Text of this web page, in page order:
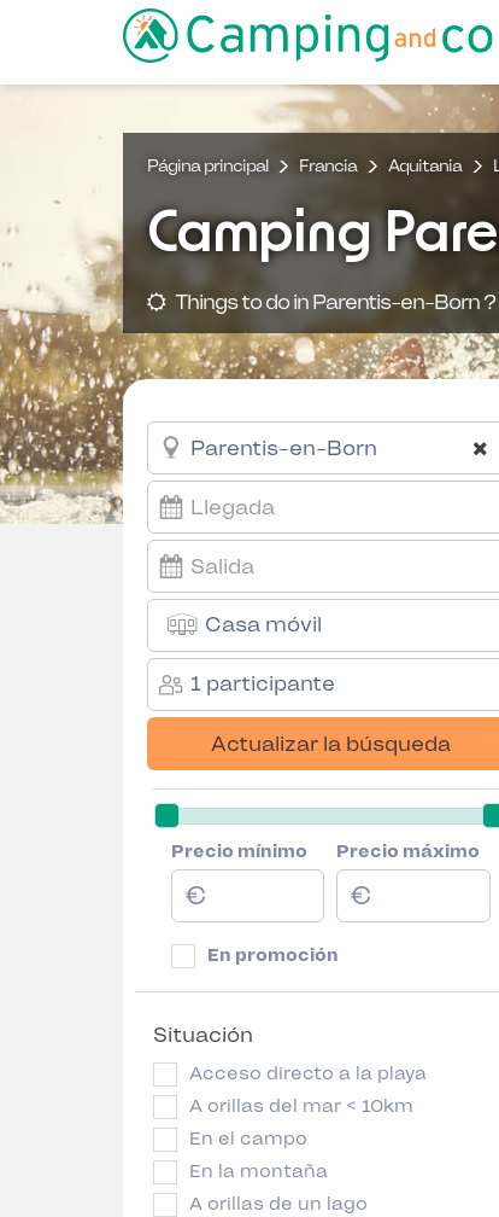
Página principal Francia Aquitania
Camping
Things to do in Parentis-en-Born ?
Casa móvil
1 participante
Actualizar la búsqueda
Precio mínimo Precio máximo
En promoción
Situación
Acceso directo a la playa
A orillas del mar < 10km
En el campo
En la montaña
A orillas de un lago